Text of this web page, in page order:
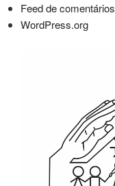
Feed de comentários
WordPress.org